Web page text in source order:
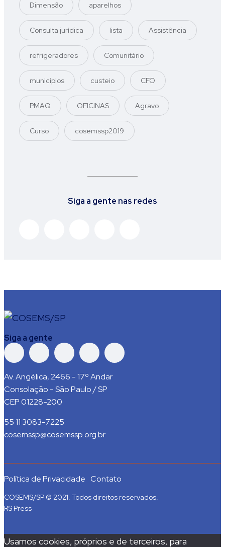
Dimensão aparelhos
Consulta jurídica lista Assistência
refrigeradores Comunitário
municípios custeio CFO
PMAQ OFICINAS Agravo
Curso cosemssp2019
Siga a gente nas redes
Siga a gente
Av. Angélica, 2466 - 17º Andar
Consolação - São Paulo / SP
CEP 01228-200
55 11 3083-7225
cosemssp@cosemssp.org.br
Política de Privacidade Contato
COSEMS/SP © 2021. Todos direitos reservados.
RS Press
Usamos cookies, próprios e de terceiros, para